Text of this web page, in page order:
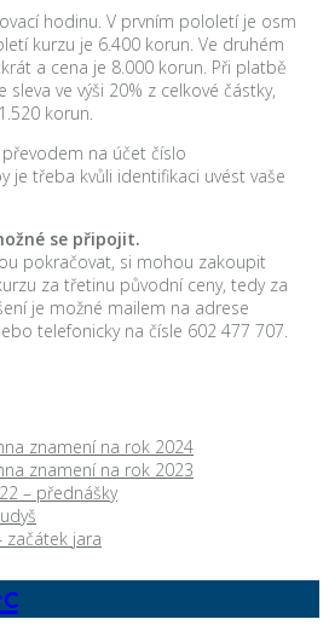
hodinu. V prvním pololetí je osm
kurzu je 6.400 korun. Ve druhém
a cena je 8.000 korun. Při platbě
ve výši 20% z celkové částky,
korun.
na účet číslo
je třeba kvůli identifikaci uvést vaše
se připojit.
pokračovat, si mohou zakoupit
za třetinu původní ceny, tedy za
je možné mailem na adrese
telefonicky na čísle 602 477 707.
znamení na rok 2024
znamení na rok 2023
– přednášky
začátek jara